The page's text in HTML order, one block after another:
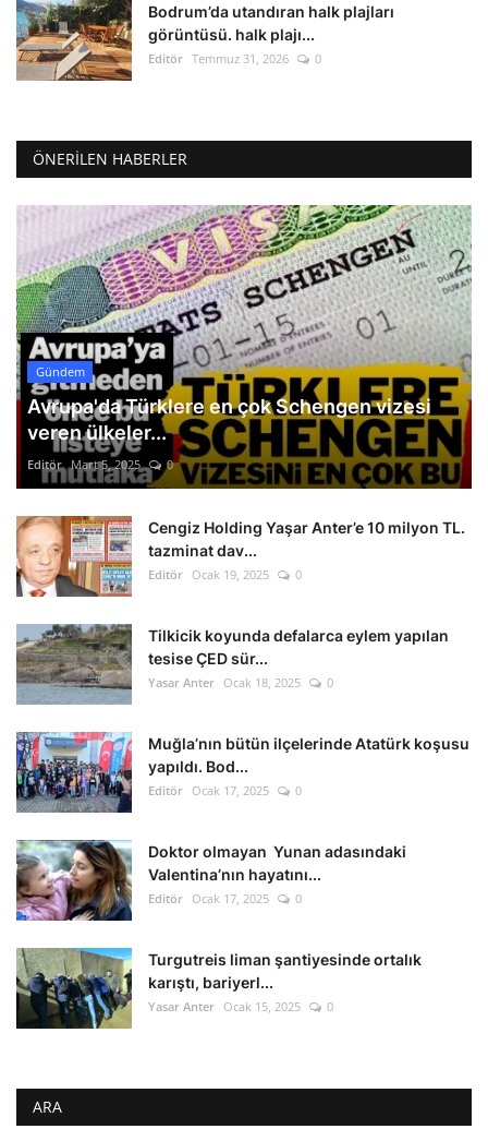
Bodrum’da utandıran halk plajları
görüntüsü. halk plajı...
Editör Temmuz 31, 2026 0
ÖNERILEN HABERLER
Gündem
Avrupa'da Türklere en çok Schengen vizesi
veren ülkeler...
Editör Mart 5, 2025 0
Cengiz Holding Yaşar Anter’e 10 milyon TL.
tazminat dav...
Editör Ocak 19, 2025 0
Tilkicik koyunda defalarca eylem yapılan
tesise ÇED sür...
Yasar Anter Ocak 18, 2025 0
Muğla’nın bütün ilçelerinde Atatürk koşusu
yapıldı. Bod...
Editör Ocak 17, 2025 0
Doktor olmayan Yunan adasındaki
Valentina’nın hayatını...
Editör Ocak 17, 2025 0
Turgutreis liman şantiyesinde ortalık
karıştı, bariyerl...
Yasar Anter Ocak 15, 2025 0
ARA